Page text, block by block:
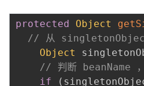
protected Object
// 从
Object
// 判断 beanName
if
(